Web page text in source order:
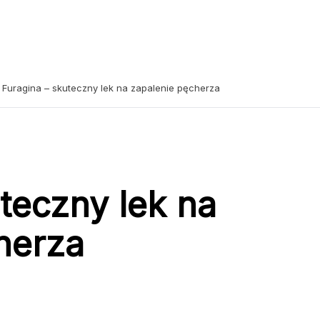
Furagina – skuteczny lek na zapalenie pęcherza
lek na